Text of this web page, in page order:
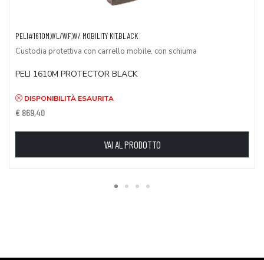
PELI#1610M,WL/WF,W/ MOBILITY KIT,BLACK
Custodia protettiva con carrello mobile, con schiuma
PELI 1610M PROTECTOR BLACK
DISPONIBILITÀ ESAURITA
€ 869,40
VAI AL PRODOTTO